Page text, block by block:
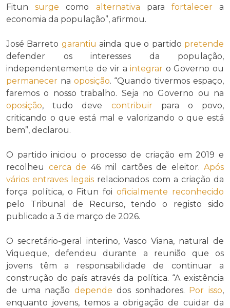
Fitunsurge como alternativa para fortalecera
economia da população”, afirmou.
José Barreto garantiu ainda que o partido pretende
defender os interesses da população,
independentemente de vir aintegrar o Governo ou
permanecer na oposição. “Quando tivermos espaço,
faremos o nosso trabalho. Seja no Governo ou na
oposição, tudo deve contribuirpara o povo,
criticando o que está mal e valorizando o que está
bem”, declarou.
O partido iniciou o processo de criação em 2019 e
recolheu cerca de 46 mil cartões de eleitor. Após
vários entraves legais relacionados com a criação da
força política, o Fitun foioficialmente reconhecido
pelo Tribunal de Recurso, tendo o registo sido
publicado a 3 de março de 2026.
O secretário-geral interino, Vasco Viana, natural de
Viqueque, defendeu durante a reunião que os
jovens têm a responsabilidade de continuar a
construção do país através da política. “A existência
de uma nação depende dos sonhadores. Por isso,
enquanto jovens, temos a obrigação de cuidar da